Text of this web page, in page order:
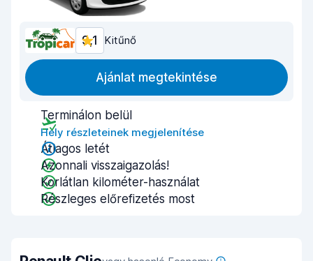
9,1 Kitűnő
Ajánlat megtekintése
Terminálon belül
Hely részleteinek megjelenítése
Átlagos letét
Azonnali visszaigazolás!
Korlátlan kilométer-használat
Részleges előrefizetés most